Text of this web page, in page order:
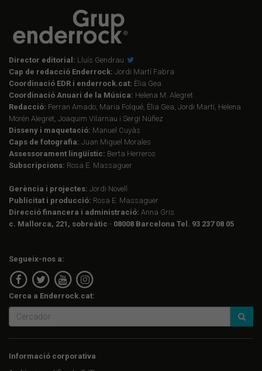
Director editorial: Lluís Gendrau
Cap de redacció Enderrock: Jordi Martí Fabra
Coordinació EDR i enderrock.cat: Èlia Gea
Coordinació Anuari de la Música: Helena M. Alegret
Redacció: Ferran Amado, Maria Folqué, Èlia Gea, Jordi Martí, Helena
Morén Alegret, Joaquim Vilarnau i Sergi Núñez
Disseny i maquetació: Manuel Cuyàs
Caps de fotografia: Juan Miguel Morales
Assessorament lingüístic: Berta Herreros
Subscripcions: Rosa E. Massaguer
Gerència i projectes: Jordi Novell
Publicitat i producció: Rosa E. Massaguer
Direcció financera i administració: Anna Gris
c. Mallorca, 221, sobreàtic · 08008 Barcelona Tel. 93 237 08 05
Segueix-nos a:
Cerca a Enderrock.cat:
Informació corporativa